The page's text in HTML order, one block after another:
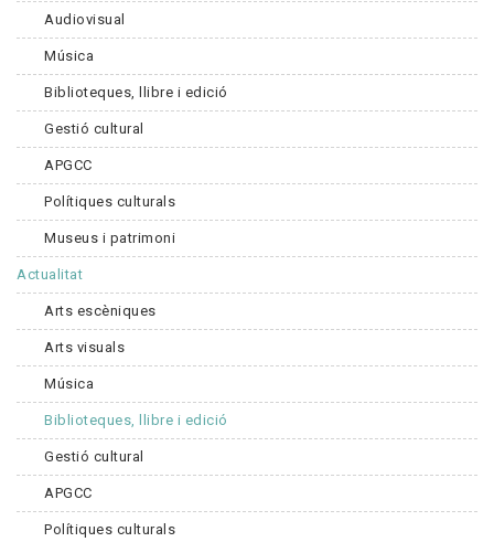
Audiovisual
Música
Biblioteques, llibre i edició
Gestió cultural
APGCC
Polítiques culturals
Museus i patrimoni
Actualitat
Arts escèniques
Arts visuals
Música
Biblioteques, llibre i edició
Gestió cultural
APGCC
Polítiques culturals